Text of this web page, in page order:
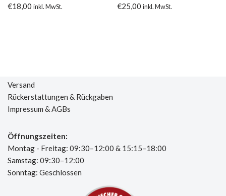
€18,00 inkl. MwSt. €25,00 inkl. MwSt.
Versand
Rückerstattungen & Rückgaben
Impressum & AGBs
Öffnungszeiten:
Montag - Freitag: 09:30–12:00 & 15:15–18:00
Samstag: 09:30–12:00
Sonntag: Geschlossen